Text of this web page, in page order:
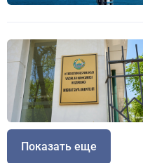
Показать еще